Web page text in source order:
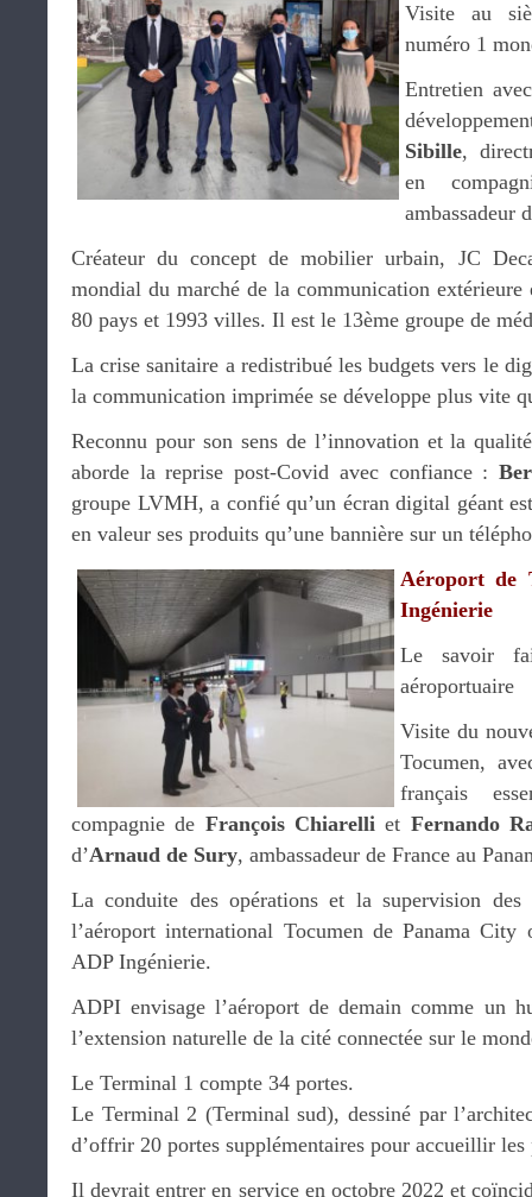
Visite au
numéro 1
Entretien
Sibille,
en
ambassadeur
Créateur du concept de mobilier urbain, JC
mondial du marché de la communication extérieure
80 pays et 1993 villes. Il est le 13ème groupe de
La crise sanitaire a redistribué les budgets vers le
la communication imprimée se développe plus vite
Reconnu pour son sens de l’innovation et la
aborde la reprise post-Covid avec confiance :
groupe LVMH, a confié qu’un écran digital géant
en valeur ses produits qu’une bannière sur un
Aéroport de
Ingénierie
Le savoir
aéroportuaire
Visite du
Tocumen,
français
compagnie de François Chiarelli et Fernando
d’Arnaud de Sury, ambassadeur de France au
La conduite des opérations et la supervision des
l’aéroport international Tocumen de Panama
ADP Ingénierie.
ADPI envisage l’aéroport de demain comme un
l’extension naturelle de la cité connectée sur le
Le Terminal 1 compte 34 portes.
Le Terminal 2 (Terminal sud), dessiné par
d’offrir 20 portes supplémentaires pour accueillir les
Il devrait entrer en service en octobre 2022 et